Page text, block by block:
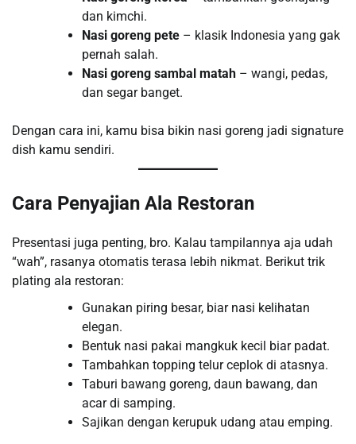
dan kimchi.
Nasi goreng pete – klasik Indonesia yang gak
pernah salah.
Nasi goreng sambal matah – wangi, pedas,
dan segar banget.
Dengan cara ini, kamu bisa bikin nasi goreng jadi signature
dish kamu sendiri.
Cara Penyajian Ala Restoran
Presentasi juga penting, bro. Kalau tampilannya aja udah
“wah”, rasanya otomatis terasa lebih nikmat. Berikut trik
plating ala restoran:
Gunakan piring besar, biar nasi kelihatan
elegan.
Bentuk nasi pakai mangkuk kecil biar padat.
Tambahkan topping telur ceplok di atasnya.
Taburi bawang goreng, daun bawang, dan
acar di samping.
Sajikan dengan kerupuk udang atau emping.